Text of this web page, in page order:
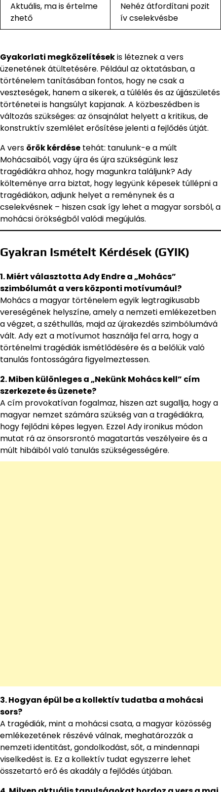
Aktuális, ma is értelme
zhető
Nehéz átfordítani pozit
ív cselekvésbe
Gyakorlati megközelítésekis léteznek a vers
üzenetének átültetésére. Például az oktatásban, a
történelem tanításában fontos, hogy ne csak a
veszteségek, hanem a sikerek, a túlélés és az újjászületés
történetei is hangsúlyt kapjanak. A közbeszédben is
változás szükséges: az önsajnálat helyett a kritikus, de
konstruktív szemlélet erősítése jelenti a fejlődés útját.
A vers örök kérdése tehát: tanulunk-e a múlt
Mohácsaiból, vagy újra és újra szükségünk lesz
tragédiákra ahhoz, hogy magunkra találjunk? Ady
költeménye arra biztat, hogy legyünk képesek túllépni a
tragédiákon, adjunk helyet a reménynek és a
cselekvésnek – hiszen csak így lehet a magyar sorsból, a
mohácsi örökségből valódi megújulás.
Gyakran Ismételt Kérdések (GYIK)
1. Miért választotta Ady Endre a „Mohács”
szimbólumát a vers központi motívumául?
Mohács a magyar történelem egyik legtragikusabb
vereségének helyszíne, amely a nemzeti emlékezetben
a végzet, a széthullás, majd az újrakezdés szimbólumává
vált. Ady ezt a motívumot használja fel arra, hogy a
történelmi tragédiák ismétlődésére és a belőlük való
tanulás fontosságára figyelmeztessen.
2. Miben különleges a „Nekünk Mohács kell” cím
szerkezete és üzenete?
A cím provokatívan fogalmaz, hiszen azt sugallja, hogy a
magyar nemzet számára szükség van a tragédiákra,
hogy fejlődni képes legyen. Ezzel Ady ironikus módon
mutat rá az önsorsrontó magatartás veszélyeire és a
múlt hibáiból való tanulás szükségességére.
3. Hogyan épül be a kollektív tudatba a mohácsi
sors?
A tragédiák, mint a mohácsi csata, a magyar közösség
emlékezetének részévé válnak, meghatározzák a
nemzeti identitást, gondolkodást, sőt, a mindennapi
viselkedést is. Ez a kollektív tudat egyszerre lehet
összetartó erő és akadály a fejlődés útjában.